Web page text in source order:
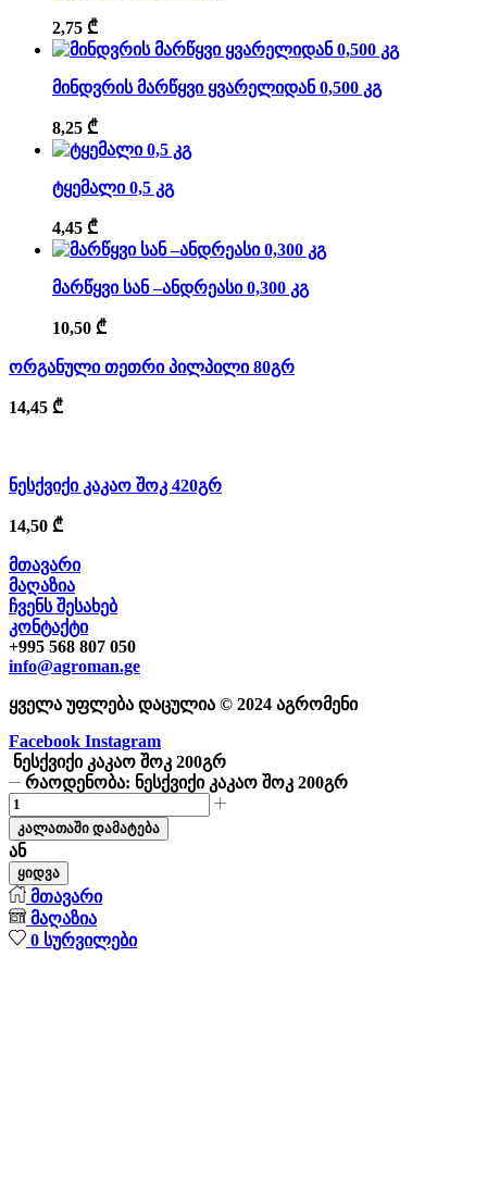
2,75 ₾
მინდვრის მარწყვი ყვარელიდან 0,500 კგ
8,25 ₾
ტყემალი 0,5 კგ
4,45 ₾
მარწყვი სან –ანდრეასი 0,300 კგ
10,50 ₾
ორგანული თეთრი პილპილი 80გრ
14,45 ₾
ნესქვიქი კაკაო შოკ 420გრ
14,50 ₾
მთავარი
მაღაზია
ჩვენს შესახებ
კონტაქტი
+995 568 807 050
info@agroman.ge
ყველა უფლება დაცულია © 2024 აგრომენი
Facebook Instagram
ნესქვიქი კაკაო შოკ 200გრ
რაოდენობა: ნესქვიქი კაკაო შოკ 200გრ
კალათაში დამატება
ან
ყიდვა
მთავარი
მაღაზია
0 სურვილები